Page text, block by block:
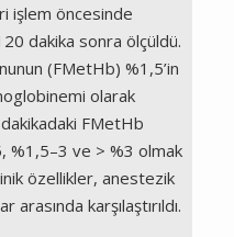
işlem öncesinde
dakika sonra ölçüldü.
(FMetHb) %1,5’in
olarak
FMetHb
%1,5–3 ve > %3 olmak
özellikler, anestezik
karşılaştırıldı.